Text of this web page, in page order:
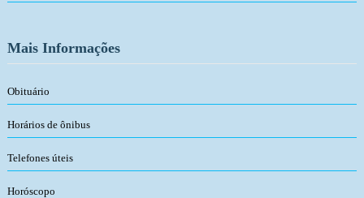
Mais Informações
Obituário
Horários de ônibus
Telefones úteis
Horóscopo